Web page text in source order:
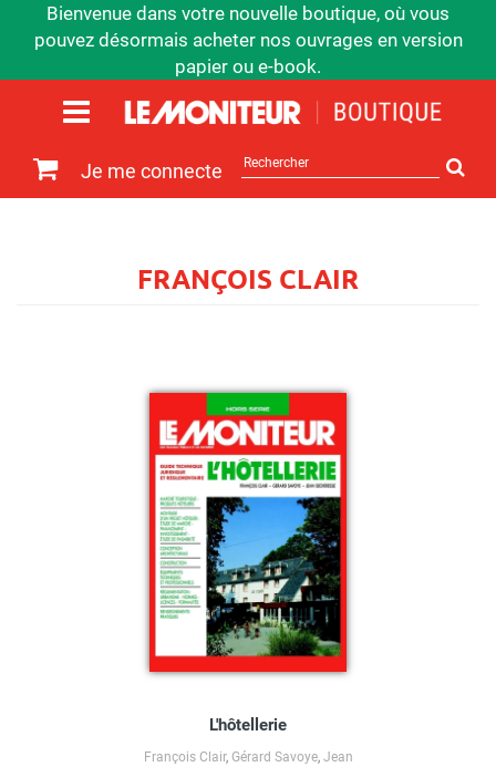
Bienvenue dans votre nouvelle boutique, où vous
pouvez désormais acheter nos ouvrages en version
papier ou e-book.
Je me connecte
sur
le
FRANÇOIS CLAIR
L'hôtellerie
François Clair, Gérard Savoye, Jean